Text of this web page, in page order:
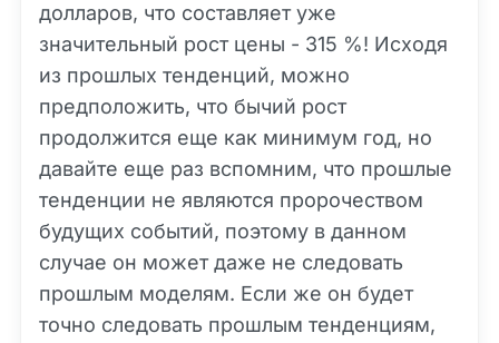
долларов, что составляет уже
значительный рост цены - 315 %! Исходя
из прошлых тенденций, можно
предположить, что бычий рост
продолжится еще как минимум год, но
давайте еще раз вспомним, что прошлые
тенденции не являются пророчеством
будущих событий, поэтому в данном
случае он может даже не следовать
прошлым моделям. Если же он будет
точно следовать прошлым тенденциям,